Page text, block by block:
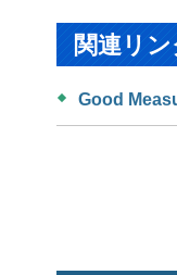
関連リン
Good